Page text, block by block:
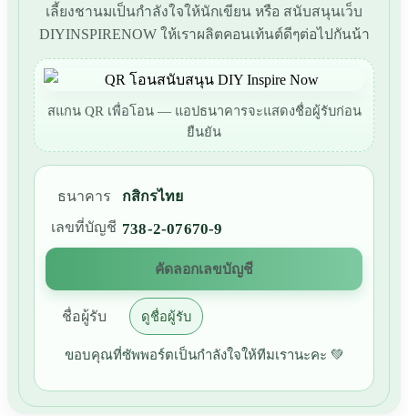
เลี้ยงชานมเป็นกำลังใจให้นักเขียน หรือ สนับสนุนเว็บ
DIYINSPIRENOW ให้เราผลิตคอนเท้นต์ดีๆต่อไปกันน้า
สแกน QR เพื่อโอน — แอปธนาคารจะแสดงชื่อผู้รับก่อน
ยืนยัน
ธนาคาร
กสิกรไทย
เลขที่บัญชี 738-2-07670-9
คัดลอกเลขบัญชี
ชื่อผู้รับ ดูชื่อผู้รับ
ขอบคุณที่ซัพพอร์ตเป็นกำลังใจให้ทีมเรานะคะ 💚